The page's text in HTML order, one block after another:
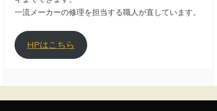
一流メーカーの修理を担当する職人が直しています。
HPはこちら